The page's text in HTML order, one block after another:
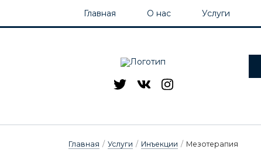
Главная О нас Услуги
Главная / Услуги / Инъекции / Мезотерапия